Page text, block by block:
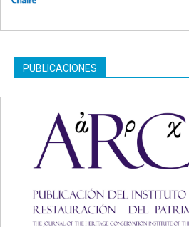
PUBLICACIONES